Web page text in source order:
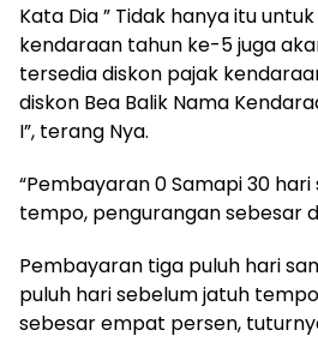
Kata Dia ” Tidak hanya itu
kendaraan tahun ke-5 juga
tersedia diskon pajak
diskon Bea Balik Nama
I”, terang Nya.
“Pembayaran 0 Samapi 30
tempo, pengurangan sebesar
Pembayaran tiga puluh hari
puluh hari sebelum jatuh
sebesar empat persen,